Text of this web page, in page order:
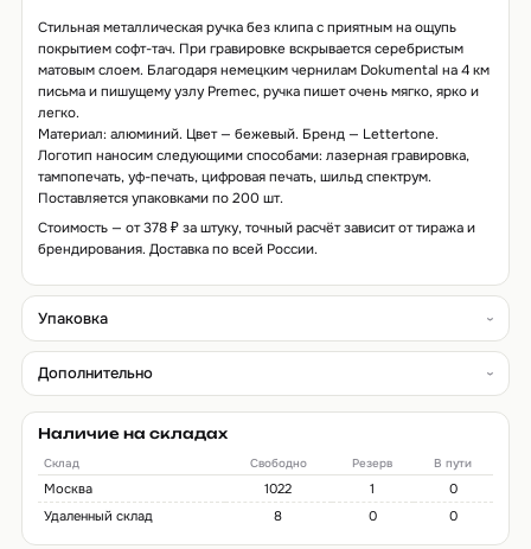
Стильная металлическая ручка без клипа с приятным на ощупь
покрытием софт-тач. При гравировке вскрывается серебристым
матовым слоем. Благодаря немецким чернилам Dokumental на 4 км
письма и пишущему узлу Premec, ручка пишет очень мягко, ярко и
легко.
Материал: алюминий. Цвет — бежевый. Бренд — Lettertone.
Логотип наносим следующими способами: лазерная гравировка,
тампопечать, уф-печать, цифровая печать, шильд спектрум.
Поставляется упаковками по 200 шт.
Стоимость — от 378 ₽ за штуку, точный расчёт зависит от тиража и
брендирования. Доставка по всей России.
Упаковка
Дополнительно
Наличие на складах
Склад Свободно Резерв В пути
Москва 1022 1
0
Удаленный склад
8 0 0